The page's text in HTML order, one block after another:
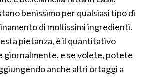
benissimo per qualsiasi tipo di
di moltissimi ingredienti.
pietanza, è il quantitativo
giornalmente, e se volete, potete
anche altri ortaggi a